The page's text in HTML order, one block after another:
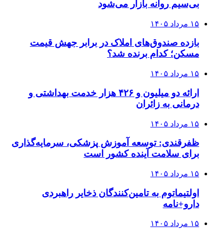
بی‌سیم روانه بازار می‌شود
۱۵ مرداد ۱۴۰۵
بازده صندوق‌های املاک در برابر جهش قیمت
مسکن؛ کدام برنده شد؟
۱۵ مرداد ۱۴۰۵
ارائه دو میلیون و ۴۲۶ هزار خدمت بهداشتی و
درمانی به زائران
۱۵ مرداد ۱۴۰۵
ظفرقندی: توسعه آموزش پزشکی، سرمایه‌گذاری
برای سلامت آینده کشور است
۱۵ مرداد ۱۴۰۵
اولتیماتوم به تامین‌کنندگان ذخایر راهبردی
دارو+نامه
۱۵ مرداد ۱۴۰۵